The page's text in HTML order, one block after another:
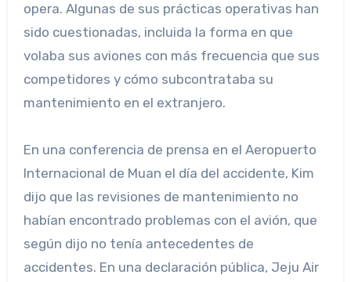
opera. Algunas de sus prácticas operativas han
sido cuestionadas, incluida la forma en que
volaba sus aviones con más frecuencia que sus
competidores y cómo subcontrataba su
mantenimiento en el extranjero.
En una conferencia de prensa en el Aeropuerto
Internacional de Muan el día del accidente, Kim
dijo que las revisiones de mantenimiento no
habían encontrado problemas con el avión, que
según dijo no tenía antecedentes de
accidentes. En una declaración pública, Jeju Air